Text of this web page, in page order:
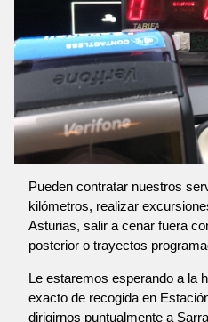
Pueden contratar nuestros
kilómetros, realizar
Asturias, salir a cenar fuera
posterior o trayectos
Le estaremos esperando a la
exacto de recogida en
dirigirnos puntualmente a